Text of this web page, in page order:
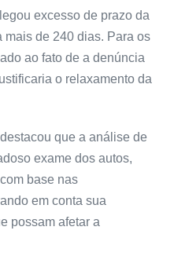
excesso de prazo da
mais de 240 dias. Para os
ao fato de a denúncia
o relaxamento da
que a análise de
exame dos autos,
base nas
em conta sua
possam afetar a